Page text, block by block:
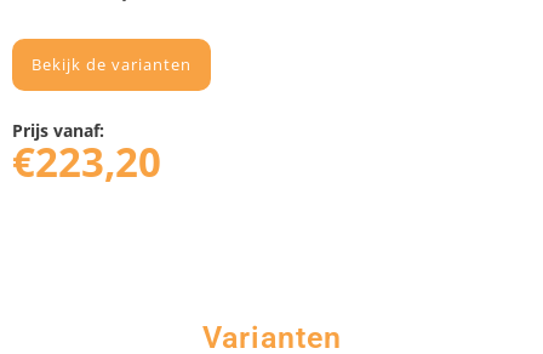
Bekijk de varianten
Prijs vanaf:
€223,20
Varianten